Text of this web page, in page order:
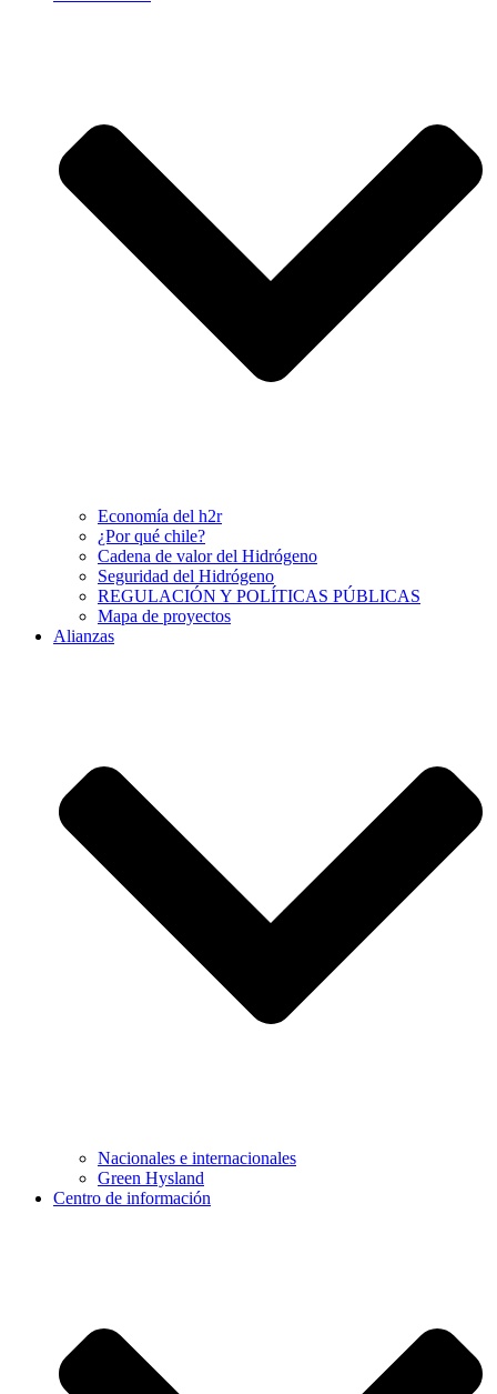
Economía del h2r
¿Por qué chile?
Cadena de valor del Hidrógeno
Seguridad del Hidrógeno
REGULACIÓN Y POLÍTICAS PÚBLICAS
Mapa de proyectos
Alianzas
Nacionales e internacionales
Green Hysland
Centro de información